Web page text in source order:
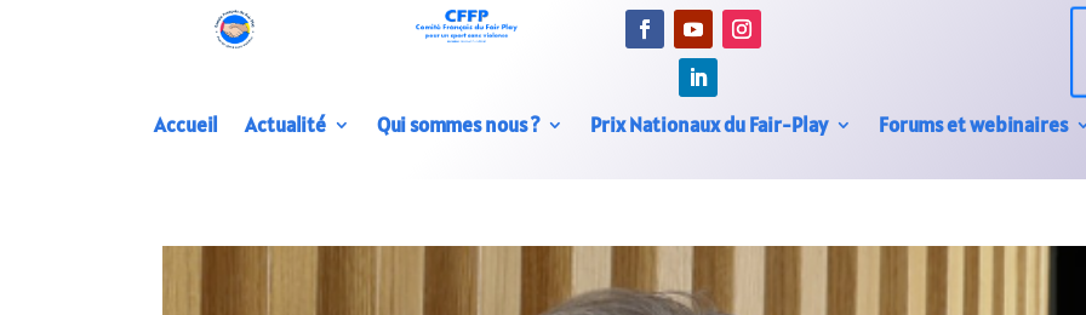
Accueil Actualité Qui sommes nous ? Prix Nationaux du Fair-Play Forums et webinaires